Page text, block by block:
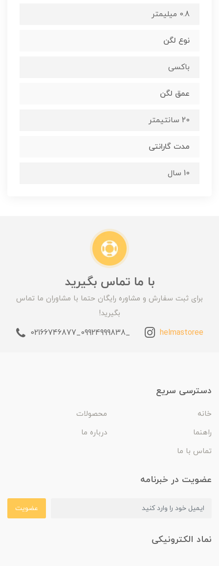
0.8 میلیمتر
نوع لگن
باکسی
عمق لگن
20 سانتیمتر
مدت گارانتی
10 سال
با ما تماس بگیرید
برای ثبت سفارش و مشاوره رایگان حتما با مشاوران ما تماس
بگیرید!
helmastoree
_09924999838_02166746877
دسترسی سریع
خانه
محصولات
راهنما
درباره ما
تماس با ما
عضویت در خبرنامه
عضویت
نماد الکترونیکی